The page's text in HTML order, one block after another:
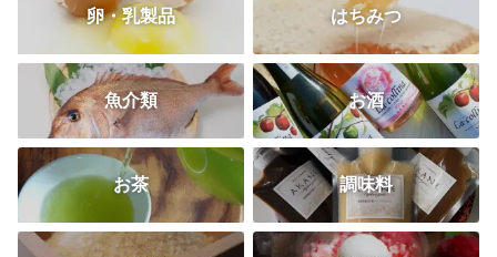
卵・乳製品 はちみつ
魚介類 お酒
お茶 調味料